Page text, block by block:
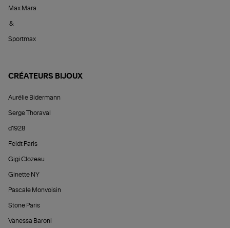
Max Mara
&
Sportmax
CRÉATEURS BIJOUX
Aurélie Bidermann
Serge Thoraval
d1928
Feidt Paris
Gigi Clozeau
Ginette NY
Pascale Monvoisin
Stone Paris
Vanessa Baroni